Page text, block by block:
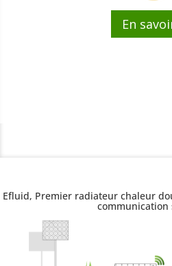
En
Efluid, Premier radiateur chaleur
communication